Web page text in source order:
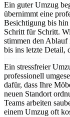
Ein guter Umzug
übernimmt eine
Besichtigung bis
Schritt für Schritt.
stimmen den
bis ins letzte Detail,
Ein stressfreier
professionell
dafür, dass Ihre
neuen Standort
Teams arbeiten
einem Umzug oft